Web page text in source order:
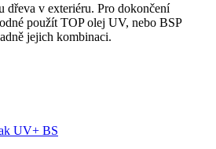
dřeva v exteriéru. Pro dokončení
použít TOP olej UV, nebo BSP
jejich kombinaci.
UV+ BS